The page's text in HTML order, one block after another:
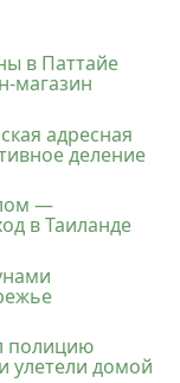
в Паттайе
магазин
адресная
деление
—
в Таиланде
полицию
улетели домой